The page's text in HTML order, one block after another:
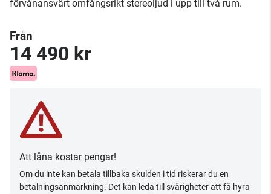
förvånansvärt omfångsrikt stereoljud i upp till två rum.
Från
14 490 kr
Att låna kostar pengar!
Om du inte kan betala tillbaka skulden i tid riskerar du en
betalningsanmärkning. Det kan leda till svårigheter att få hyra